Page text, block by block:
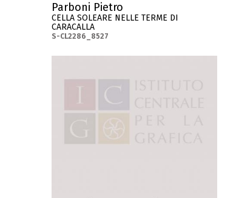
Parboni Pietro
CELLA SOLEARE NELLE TERME DI
CARACALLA
S-CL2286_8527